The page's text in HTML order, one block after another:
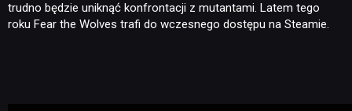
trudno będzie uniknąć konfrontacji z mutantami. Latem tego
roku Fear the Wolves trafi do wczesnego dostępu na Steamie.